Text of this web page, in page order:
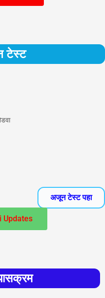
टेस्ट
अजून टेस्ट पहा
Updates